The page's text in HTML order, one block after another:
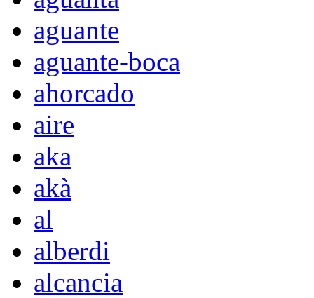
aguante
aguante-boca
ahorcado
aire
aka
akà
al
alberdi
alcancia